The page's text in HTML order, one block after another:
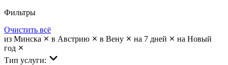
Фильтры
Очистить всё
из Минска
в Австрию в Вену на 7 дней
на Новый
год
Тип услуги: